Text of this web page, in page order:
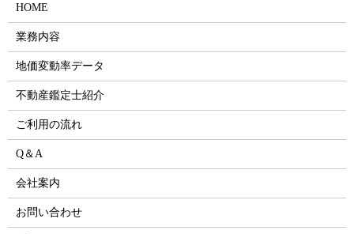
HOME
業務内容
地価変動率データ
不動産鑑定士紹介
ご利用の流れ
Q＆A
会社案内
お問い合わせ